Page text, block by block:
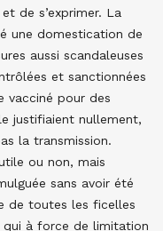
de s’exprimer. La
une domestication de
aussi scandaleuses
et sanctionnées
vacciné pour des
justifiaient nullement,
la transmission.
ou non, mais
sans avoir été
de toutes les ficelles
à force de limitation